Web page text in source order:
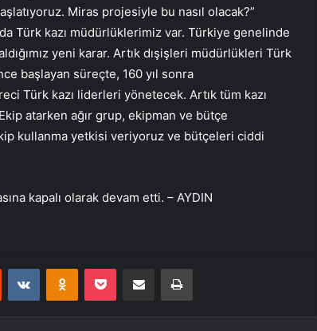
Miras projesiyle bu nasıl olacak?”
Türk kazı müdürlüklerimiz var. Türkiye genelinde
yeni karar. Artık dışişleri müdürlükleri Türk
başlayan süreçte, 160 yıl sonra
Türk kazı liderleri yönetecek. Artık tüm kazı
atarken ağır grup, ekipman ve bütçe
kullanma yetkisi veriyoruz ve bütçeleri ciddi
kapalı olarak devam etti. – AYDIN
Reddit VKontakteOdnoklassniki
Pocket E-Posta ile paylaş Yazdır